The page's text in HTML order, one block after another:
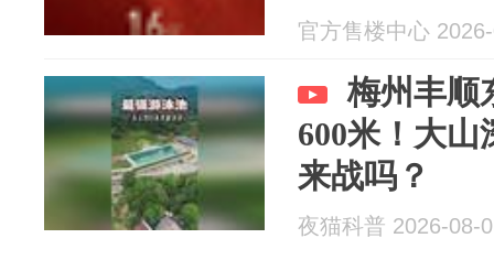
窗拓展空间
官方售楼中心
梅州丰顺
600米！大
来战吗？
夜猫科普 2026-08-